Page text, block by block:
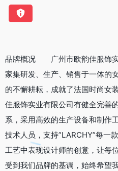
品牌概况 广州市欧韵佳服饰实
家集研发、生产、销售于一体的
的不懈耕耘，成就了法国时尚女
佳服饰实业有限公司有健全完善
系，采用高效的生产设备和制作
技术人员，支持”LARCHY”每一
工艺中表现设计师的创意，让每
受到我们品牌的基调，始终希望